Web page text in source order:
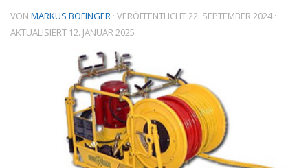
VON MARKUS BOFINGER · VERÖFFENTLICHT22. SEPTEMBER 2024·
AKTUALISIERT 12. JANUAR 2025